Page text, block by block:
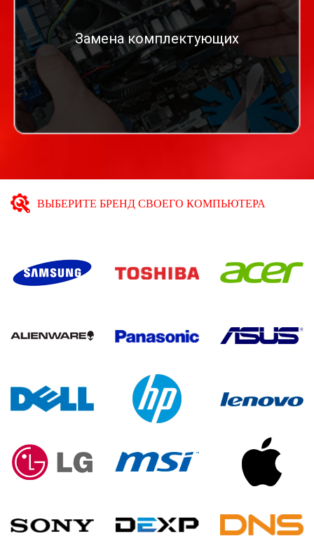
Замена комплектующих
ВЫБЕРИТЕ БРЕНД СВОЕГО КОМПЬЮТЕРА